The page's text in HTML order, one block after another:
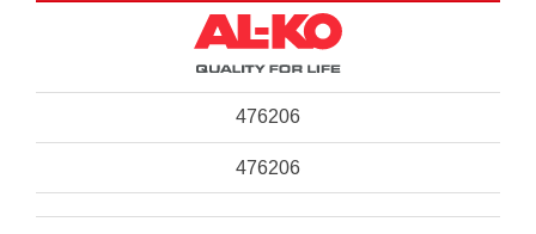
476206
476206